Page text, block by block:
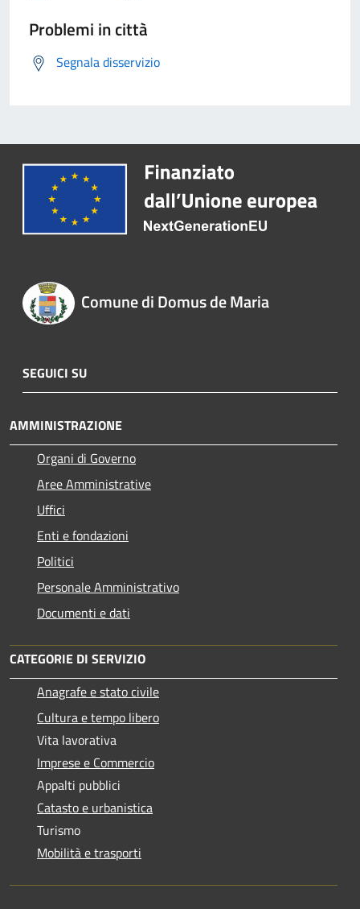
Problemi in città
Segnala disservizio
Comune di Domus de Maria
SEGUICI SU
AMMINISTRAZIONE
Organi di Governo
Aree Amministrative
Uffici
Enti e fondazioni
Politici
Personale Amministrativo
Documenti e dati
CATEGORIE DI SERVIZIO
Anagrafe e stato civile
Cultura e tempo libero
Vita lavorativa
Imprese e Commercio
Appalti pubblici
Catasto e urbanistica
Turismo
Mobilità e trasporti